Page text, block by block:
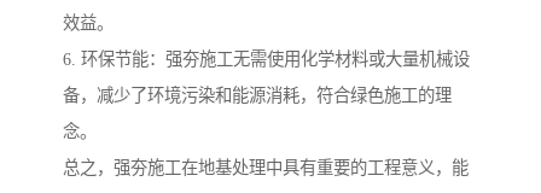
效益。
6. 环保节能：强夯施工无需使用化学材料或大量机械设
备，减少了环境污染和能源消耗，符合绿色施工的理
念。
总之，强夯施工在地基处理中具有重要的工程意义，能